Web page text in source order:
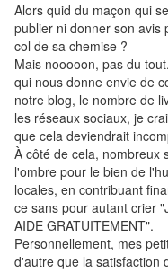
Alors quid du maçon qui
publier ni donner son avis
col de sa chemise ?
Mais nooooon, pas du
qui nous donne envie de
notre blog, le nombre de
les réseaux sociaux, je
que cela deviendrait
À côté de cela, nombreux
l'ombre pour le bien de
locales, en contribuant
ce sans pour autant crier
AIDE GRATUITEMENT".
Personnellement, mes
d'autre que la satisfaction